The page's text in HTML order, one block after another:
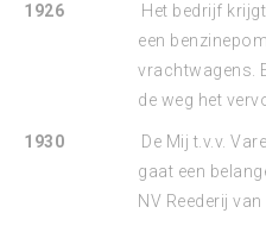
1926
Het bedrijf
een
vrachtwagens.
de weg het
1930
De Mij t.v.v.
gaat een
NV Reederij